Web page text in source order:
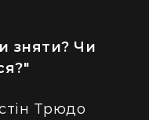
зняти? Чи
Трюдо